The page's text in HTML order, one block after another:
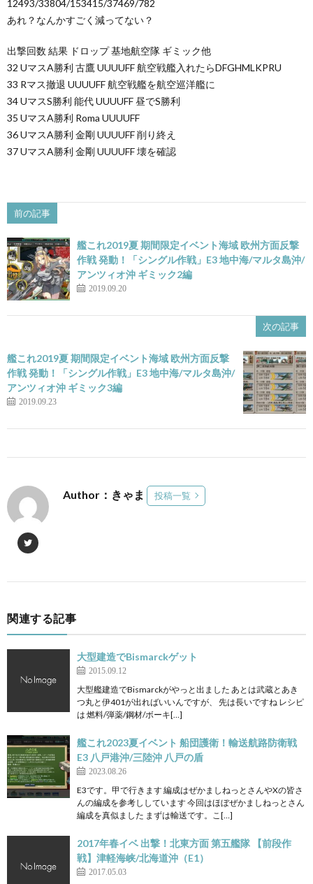
12493/33804/153415/37469/782
あれ？なんかすごく減ってない？
出撃回数 結果 ドロップ 基地航空隊 ギミック他
32 UマスA勝利 古鷹 UUUUFF 航空戦艦入れたらDFGHMLKPRU
33 Rマス撤退 UUUUFF 航空戦艦を航空巡洋艦に
34 UマスS勝利 能代 UUUUFF 昼でS勝利
35 UマスA勝利 Roma UUUUFF
36 UマスA勝利 金剛 UUUUFF 削り終え
37 UマスA勝利 金剛 UUUUFF 壊を確認
前の記事
艦これ2019夏 期間限定イベント海域 欧州方面反撃
作戦 発動！「シングル作戦」E3 地中海/マルタ島沖/
アンツィオ沖 ギミック2編
2019.09.20
次の記事
艦これ2019夏 期間限定イベント海域 欧州方面反撃
作戦 発動！「シングル作戦」E3 地中海/マルタ島沖/
アンツィオ沖 ギミック3編
2019.09.23
Author：きゃま 投稿一覧
関連する記事
大型建造でBismarckゲット
2015.09.12
大型艦建造でBismarckがやっと出ました あとは武蔵とあき
つ丸と伊401が出ればいいんですが、 先は長いですね レシピ
は 燃料/弾薬/鋼材/ボーキ[…]
艦これ2023夏イベント 船団護衛！輸送航路防衛戦
E3 八戸港沖/三陸沖 八戸の盾
2023.08.26
E3です。甲で行きます 編成はぜかましねっとさんやXの皆さ
んの編成を参考ししています 今回はほぼぜかましねっとさん
編成を真似ました まずは輸送です。こ[…]
2017年春イベ 出撃！北東方面 第五艦隊 【前段作
戦】津軽海峡/北海道沖（E1）
2017.05.03